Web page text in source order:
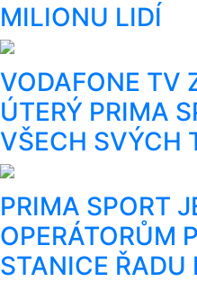
MILIONU LIDÍ
VODAFONE TV
ÚTERÝ PRIMA
VŠECH SVÝCH
PRIMA SPORT
OPERÁTORŮM
STANICE ŘADU